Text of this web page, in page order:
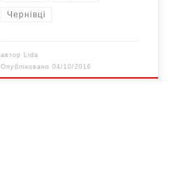
Чернівці
автор Lida
Опубліковано04/10/2016